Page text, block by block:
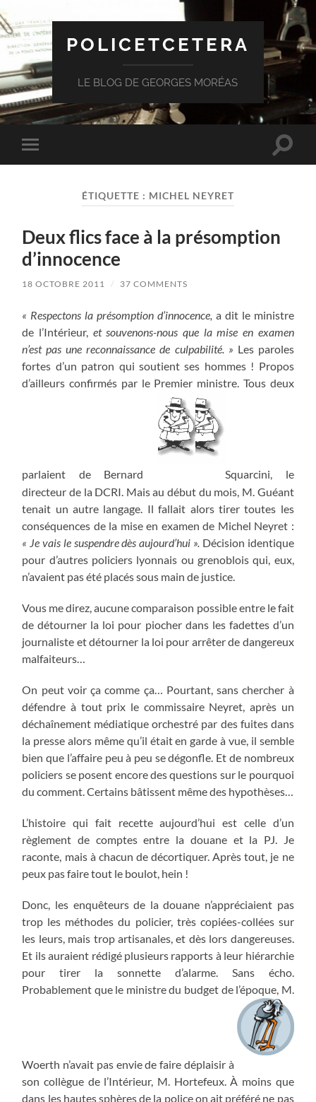
POLICETCETERA
LE BLOG DE GEORGES MORÉAS
Toggle
mobile
Toggle
ÉTIQUETTE : MICHEL NEYRET
Deux flics face à la présomption
d’innocence
18 OCTOBRE 2011 / 37 COMMENTS
« Respectons la présomption d’innocence, a dit le ministre
de l’Intérieur, et souvenons-nous que la mise en examen
n’est pas une reconnaissance de culpabilité. » Les paroles
fortes d’un patron qui soutient ses hommes ! Propos
d’ailleurs confirmés par le Premier ministre. Tous deux
parlaient de Bernard
Squarcini, le
directeur de la DCRI. Mais au début du mois, M. Guéant
tenait un autre langage. Il fallait alors tirer toutes les
conséquences de la mise en examen de Michel Neyret :
« Je vais le suspendre dès aujourd’hui ». Décision identique
pour d’autres policiers lyonnais ou grenoblois qui, eux,
n’avaient pas été placés sous main de justice.
Vous me direz, aucune comparaison possible entre le fait
de détourner la loi pour piocher dans les fadettes d’un
journaliste et détourner la loi pour arrêter de dangereux
malfaiteurs…
On peut voir ça comme ça… Pourtant, sans chercher à
défendre à tout prix le commissaire Neyret, après un
déchaînement médiatique orchestré par des fuites dans
la presse alors même qu’il était en garde à vue, il semble
bien que l’affaire peu à peu se dégonfle. Et de nombreux
policiers se posent encore des questions sur le pourquoi
du comment. Certains bâtissent même des hypothèses…
L’histoire qui fait recette aujourd’hui est celle d’un
règlement de comptes entre la douane et la PJ. Je
raconte, mais à chacun de décortiquer. Après tout, je ne
peux pas faire tout le boulot, hein !
Donc, les enquêteurs de la douane n’appréciaient pas
trop les méthodes du policier, très copiées-collées sur
les leurs, mais trop artisanales, et dès lors dangereuses.
Et ils auraient rédigé plusieurs rapports à leur hiérarchie
pour tirer la sonnette d’alarme. Sans écho.
Probablement que le ministre du budget de l’époque, M.
Woerth n’avait pas envie de faire déplaisir à
son collègue de l’Intérieur, M. Hortefeux. À moins que
dans les hautes sphères de la police on ait préféré ne pas